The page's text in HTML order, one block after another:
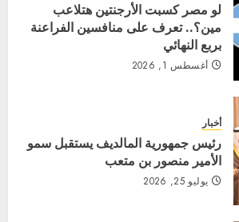
لو مصر كسبت الأرجنتين هتلاعب
مين؟.. تعرف على منافسين الفراعنة
بربع النهائي
أغسطس 1, 2026
أخبار
رئيس جمهورية المالديف يستقبل سمو
الأمير منصور بن متعب
يوليو 25, 2026